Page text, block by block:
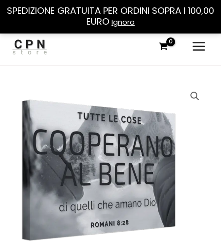
SPEDIZIONE GRATUITA PER ORDINI SOPRA I 100,00
EURO Ignora
Vai
contenuto